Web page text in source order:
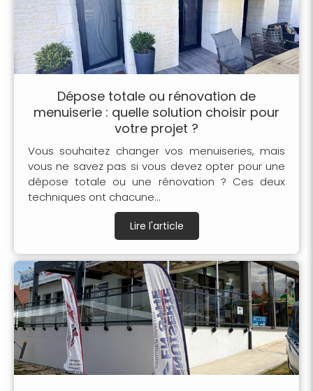
Dépose totale ou rénovation de
menuiserie : quelle solution choisir pour
votre projet ?
Vous souhaitez changer vos menuiseries, mais
vous ne savez pas si vous devez opter pour une
dépose totale ou une rénovation ? Ces deux
techniques ont chacune...
Lire l'article